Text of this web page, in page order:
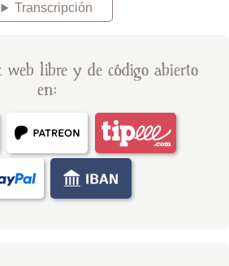
Transcripción
web libre y de código abierto
en: